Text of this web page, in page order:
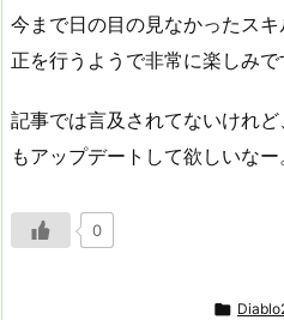
今まで日の目の見なかったス
正を行うようで非常に楽しみで
記事では言及されてないけれ
もアップデートして欲しいなー
0
